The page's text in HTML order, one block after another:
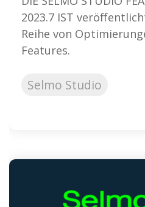
2023.7 IST
Reihe von
Features.
Selmo Studio